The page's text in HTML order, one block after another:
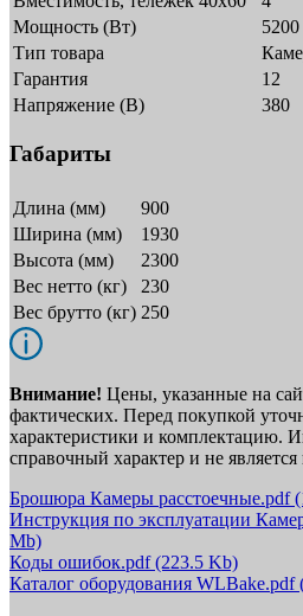
Мощность (Вт)
5200
Тип товара
Гарантия
12
Напряжение (В)
380
Габариты
Длина (мм)
900
Ширина (мм)
1930
Высота (мм)
2300
Вес нетто (кг)
230
Вес брутто (кг) 250
Внимание! Цены, указанные на
фактических. Перед покупкой
характеристики и комплектацию.
справочный характер и не
Брошюра Камеры расстоечные.pdf
Инструкция по эксплуатации
Mb)
Коды ошибок.pdf(223.5 Kb)
Каталог оборудования WLBake.pdf